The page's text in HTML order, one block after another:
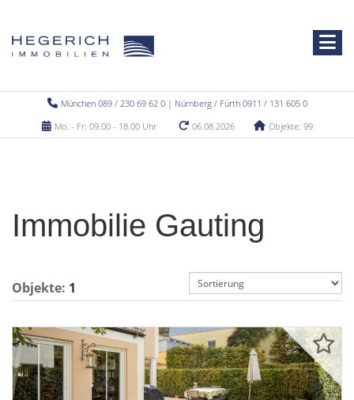
München 089 / 230 69 62 0 | Nürnberg / Fürth 0911 / 131 605 0
Mo. - Fr. 09.00 - 18.00 Uhr
06.08.2026 Objekte: 99
Immobilie Gauting
Objekte: 1